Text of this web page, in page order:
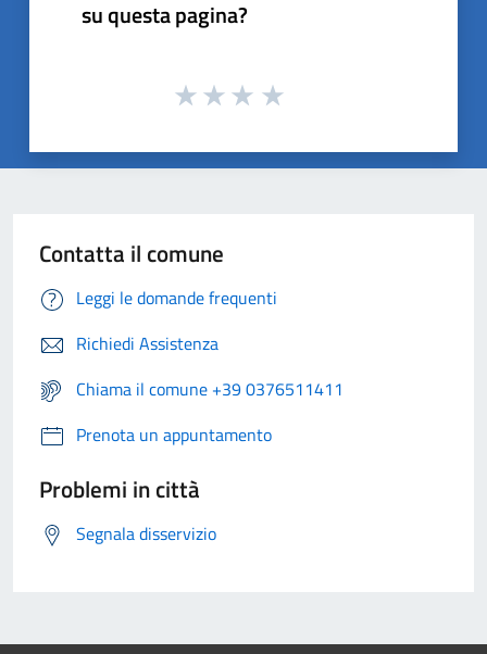
su questa pagina?
Contatta il comune
Leggi le domande frequenti
Richiedi Assistenza
Chiama il comune +39 0376511411
Prenota un appuntamento
Problemi in città
Segnala disservizio